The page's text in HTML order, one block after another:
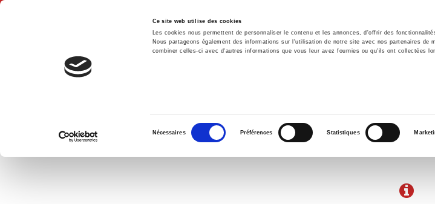
Ce site web utilise des cookies
Les cookies nous permettent de personnaliser le contenu et les annonces, d'offrir des
Nous partageons également des informations sur l'utilisation de notre site avec nos partenaires de
combiner celles-ci avec d'autres informations que vous leur avez fournies ou qu'ils ont collectées
consentement
Nécessaires Préférences Statistiques
Home Environment History
SHOPPING CART